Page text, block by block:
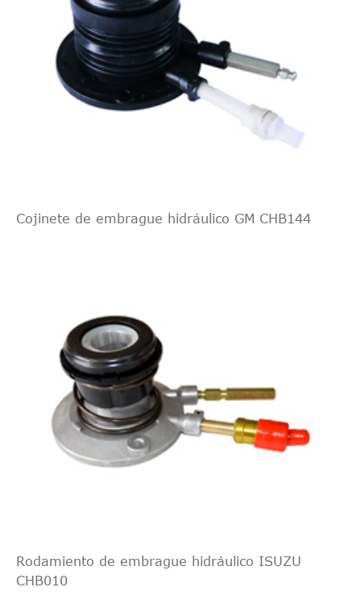
Cojinete de embrague hidráulico GM CHB144
Rodamiento de embrague hidráulico ISUZU
CHB010